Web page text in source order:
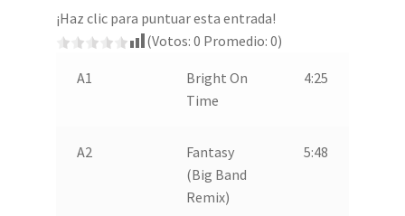
¡Haz clic para puntuar esta entrada!
(Votos: 0 Promedio: 0)
A1
Bright On
Time
4:25
A2
Fantasy
(Big Band
Remix)
5:48